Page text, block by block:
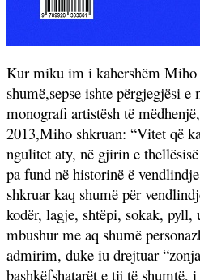
Kur miku im i kahershëm Miho
shumë,sepse ishte përgjegjësi
monografi artistësh të
2013,Miho shkruan: “Vitet që
ngulitet aty, në gjirin e
pa fund në historinë ë
shkruar kaq shumë për
kodër, lagje, shtëpi, sokak,
mbushur me aq shumë
admirim, duke iu drejtuar
bashkëfshatarët e tij të